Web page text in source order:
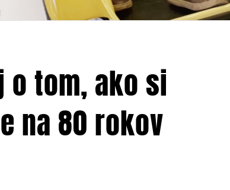
o tom, ako si
na 80 rokov